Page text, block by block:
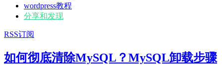
wordpress教程
分享和发现
RSS订阅
如何彻底清除MySQL？MySQL卸载步骤